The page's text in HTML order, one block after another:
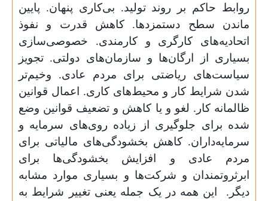
روابط حاکم بر روند تولید. بی‌کاری پنهان. پایین
ماندن سطح دستمزدها. کاهش قدرت و نفوذ
اتحادیه‌های کارگری و کارمندی. خصوصی‌سازی
بسیاری از ارگان‌‌ها و سازمان‌های دولتی. تجویز
سیاست‌های ریاضتی برای مردم عادی. وخیم‌تر
شدن شرایط کار و محیط‌های کاری. اعمال قوانین
ظالمانه کار. لغو و یا کاهش و تضعیف قوانین وضع
شده برای جلوگیری از زیاده روی‌های سرمایه و
سرمایه‌داران. کاهش بخشودگی‌های مالیاتی برای
مردم عادی و افزایش بخشودگی‌ها برای
ابرثروتمندان و شرکت‌ها و بسیاری موارد مشابه
دیگر.
این همه در یک جمله یعنی تغییر شرایط به